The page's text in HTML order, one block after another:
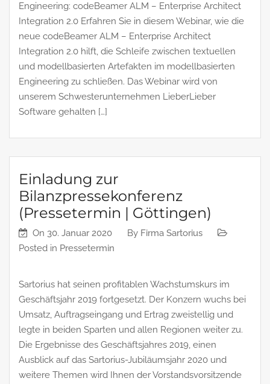
Engineering: codeBeamer ALM – Enterprise Architect
Integration 2.0 Erfahren Sie in diesem Webinar, wie die
neue codeBeamer ALM – Enterprise Architect
Integration 2.0 hilft, die Schleife zwischen textuellen
und modellbasierten Artefakten im modellbasierten
Engineering zu schließen. Das Webinar wird von
unserem Schwesterunternehmen LieberLieber
Software gehalten […]
Einladung zur
Bilanzpressekonferenz
(Pressetermin | Göttingen)
On 30. Januar 2020 By Firma Sartorius
Posted in Pressetermin
Sartorius hat seinen profitablen Wachstumskurs im
Geschäftsjahr 2019 fortgesetzt. Der Konzern wuchs bei
Umsatz, Auftragseingang und Ertrag zweistellig und
legte in beiden Sparten und allen Regionen weiter zu.
Die Ergebnisse des Geschäftsjahres 2019, einen
Ausblick auf das Sartorius-Jubiläumsjahr 2020 und
weitere Themen wird Ihnen der Vorstandsvorsitzende